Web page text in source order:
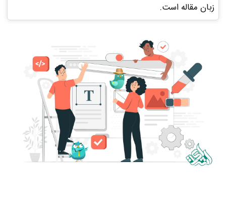
زبان مقاله است.